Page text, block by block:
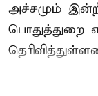
அச்சமும்